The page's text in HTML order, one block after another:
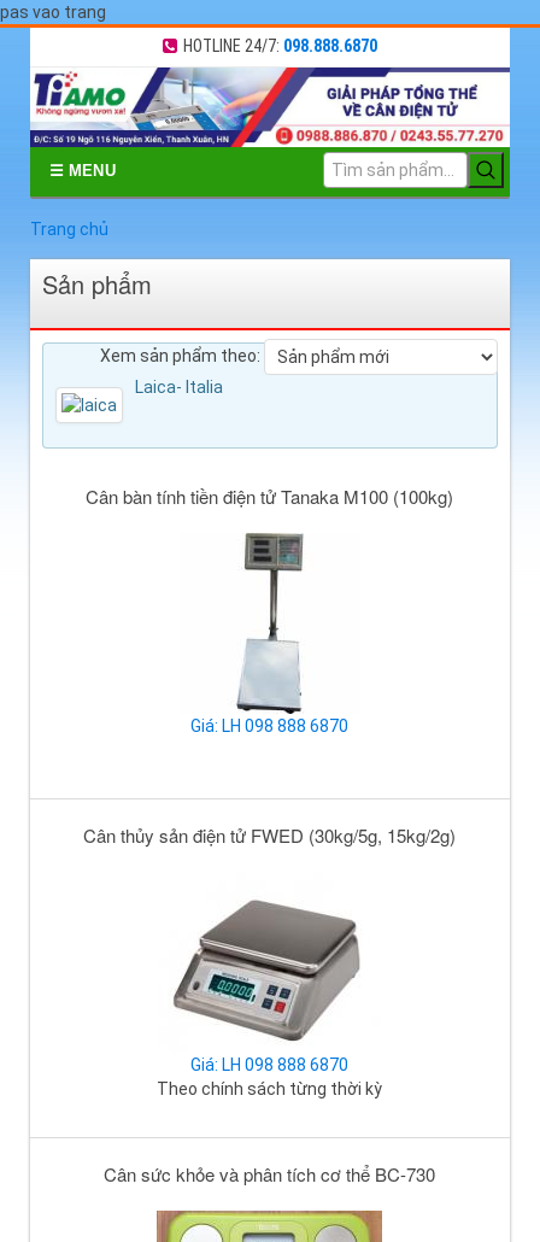
pas vao trang
HOTLINE 24/7: 098.888.6870
☰ MENU
Trang chủ
Sản phẩm
Xem sản phẩm theo:
Laica- Italia
Cân bàn tính tiền điện tử Tanaka M100 (100kg)
Giá: LH 098 888 6870
Cân thủy sản điện tử FWED (30kg/5g, 15kg/2g)
Giá: LH 098 888 6870
Theo chính sách từng thời kỳ
Cân sức khỏe và phân tích cơ thể BC-730